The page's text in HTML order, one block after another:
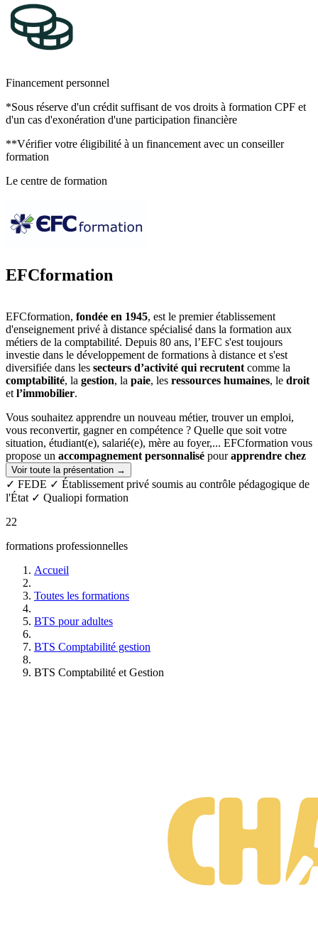
deuxième année
MODULE 4 Obligations fiscales et relations sociales :
deuxième année
MODULE 5 Analyse de la situation financière et prévision
MODULE 7 Matière professionnelle Economie / Juridique /
MODULE 8 Épreuves d'entraînement
Financement personnel
*Sous réserve d'un crédit suffisant de vos droits à formation CPF et
d'un cas d'exonération d'une participation financière
**Vérifier votre éligibilité à un financement avec un conseiller
formation
Le centre de formation
EFCformation
EFCformation, fondée en 1945, est le premier établissement
d'enseignement privé à distance spécialisé dans la formation aux
métiers de la comptabilité. Depuis 80 ans, l’EFC s'est toujours
investie dans le développement de formations à distance et s'est
diversifiée dans les secteurs d’activité qui recrutent comme la
comptabilité, la gestion, la paie, les ressources humaines, le droit
et l’immobilier.
Vous souhaitez apprendre un nouveau métier, trouver un emploi,
vous reconvertir, gagner en compétence ? Quelle que soit votre
situation, étudiant(e), salarié(e), mère au foyer,... EFCformation vous
propose un accompagnement personnalisé pourapprendre chez
vous, à votre rythme,le métier qui correspond à votre projet
professionnel.
Des valeurs fortes
Depuis notre création, nous essayons de partager et de transmettre à
nos élèves les valeurs qui nous tiennent à cœur et qui peuvent leur
être utiles dans leur parcours professionnel.
Humanisme
Toutes nos actions visent à contribuer à votre épanouissement, et à
vous (re)donner une place dans le monde professionnel. Nous avons
la conviction que quel que soit votre parcours, vos besoins, chacun
de vous peut s'inscrire chez nous et réussir.
Transparence
Depuis notre création, nous essayons de partager et de transmettre à
nos élèves les valeurs qui nous tiennent à cœur et qui peuvent leur
être utiles dans leur parcours professionnel.
Voir toute la présentation →
✓ FEDE ✓ Établissement privé soumis au contrôle pédagogique de
l'État ✓ Qualiopi formation
22
formations professionnelles
Accueil
Toutes les formations
BTS pour adultes
BTS Comptabilité gestion
BTS Comptabilité et Gestion